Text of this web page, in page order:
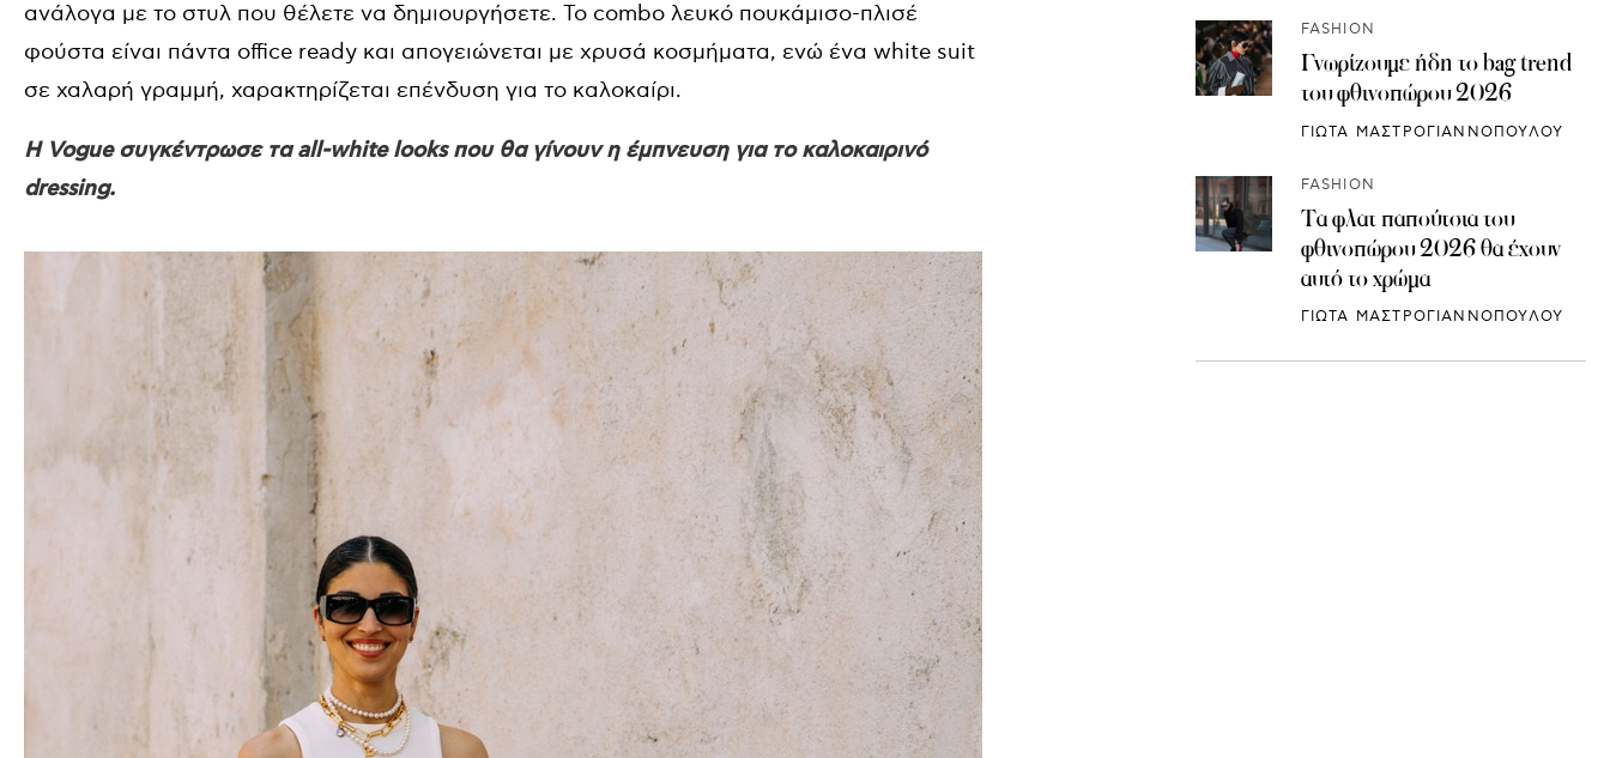
ανάλογα με το στυλ που θέλετε να δημιουργήσετε. Το combo λευκό πουκάμισο-πλισέ
φούστα είναι πάντα office ready και απογειώνεται με χρυσά κοσμήματα, ενώ ένα white suit
σε χαλαρή γραμμή, χαρακτηρίζεται επένδυση για το καλοκαίρι.
H Vogue συγκέντρωσε τα all-white looks που θα γίνουν η έμπνευση για το καλοκαιρινό
dressing.
FASHION
Γνωρίζουμε ήδη το bag trend
του φθινοπώρου 2026
ΓΙΩΤΑ ΜΑΣΤΡΟΓΙΑΝΝΟΠΟΥΛΟΥ
FASHION
Τα φλατ παπούτσια του
φθινοπώρου 2026 θα έχουν
αυτό το χρώμα
ΓΙΩΤΑ ΜΑΣΤΡΟΓΙΑΝΝΟΠΟΥΛΟΥ